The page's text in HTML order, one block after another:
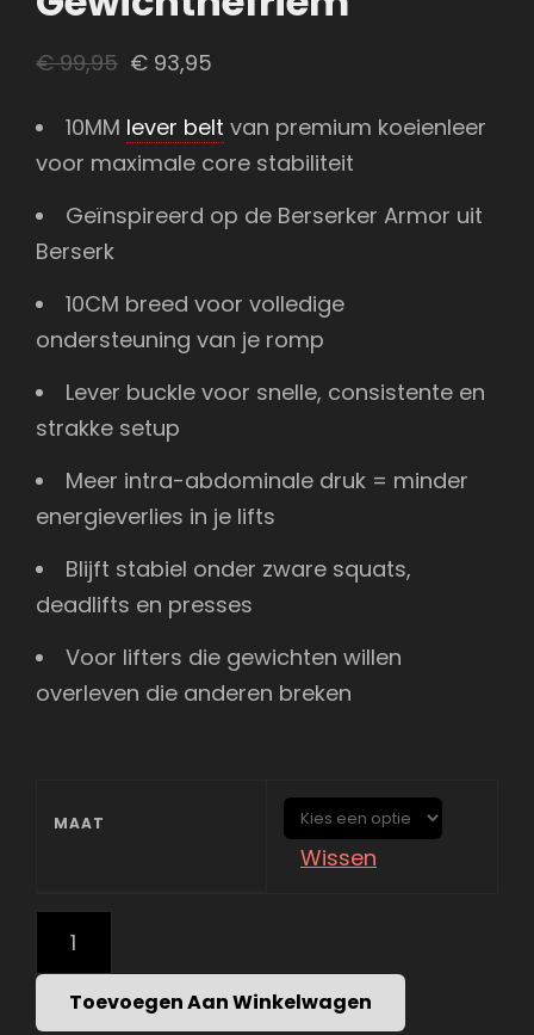
€99,95 Oorspronkelijke
was:
€ 99,95.
€93,95
is:
€ 93,95.
10MM lever belt van premium koeienleer
voor maximale core stabiliteit
Geïnspireerd op de Berserker Armor uit
Berserk
10CM breed voor volledige
ondersteuning van je romp
Lever buckle voor snelle, consistente en
strakke setup
Meer intra-abdominale druk = minder
energieverlies in je lifts
Blijft stabiel onder zware squats,
deadlifts en presses
Voor lifters die gewichten willen
overleven die anderen breken
MAAT
Wissen
BERSERK
BRAND
Toevoegen Aan Winkelwagen